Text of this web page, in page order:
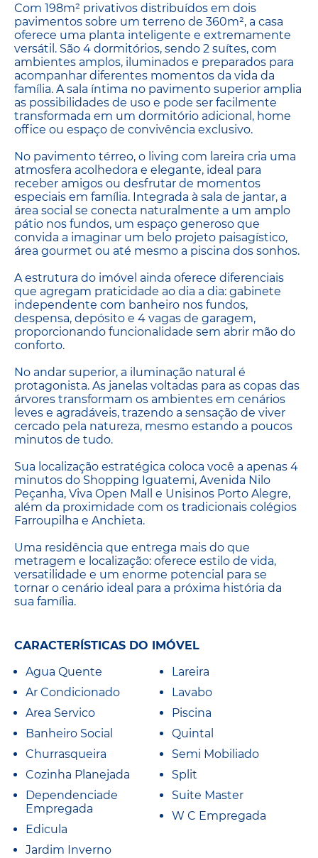
Com 198m² privativos distribuídos em dois
pavimentos sobre um terreno de 360m², a casa
oferece uma planta inteligente e extremamente
versátil. São 4 dormitórios, sendo 2 suítes, com
ambientes amplos, iluminados e preparados para
acompanhar diferentes momentos da vida da
família. A sala íntima no pavimento superior amplia
as possibilidades de uso e pode ser facilmente
transformada em um dormitório adicional, home
office ou espaço de convivência exclusivo.
No pavimento térreo, o living com lareira cria uma
atmosfera acolhedora e elegante, ideal para
receber amigos ou desfrutar de momentos
especiais em família. Integrada à sala de jantar, a
área social se conecta naturalmente a um amplo
pátio nos fundos, um espaço generoso que
convida a imaginar um belo projeto paisagístico,
área gourmet ou até mesmo a piscina dos sonhos.
A estrutura do imóvel ainda oferece diferenciais
que agregam praticidade ao dia a dia: gabinete
independente com banheiro nos fundos,
despensa, depósito e 4 vagas de garagem,
proporcionando funcionalidade sem abrir mão do
conforto.
No andar superior, a iluminação natural é
protagonista. As janelas voltadas para as copas das
árvores transformam os ambientes em cenários
leves e agradáveis, trazendo a sensação de viver
cercado pela natureza, mesmo estando a poucos
minutos de tudo.
Sua localização estratégica coloca você a apenas 4
minutos do Shopping Iguatemi, Avenida Nilo
Peçanha, Viva Open Mall e Unisinos Porto Alegre,
além da proximidade com os tradicionais colégios
Farroupilha e Anchieta.
Uma residência que entrega mais do que
metragem e localização: oferece estilo de vida,
versatilidade e um enorme potencial para se
tornar o cenário ideal para a próxima história da
sua família.
CARACTERÍSTICAS DO IMÓVEL
Agua Quente
Ar Condicionado
Area Servico
Banheiro Social
Churrasqueira
Cozinha Planejada
Dependenciade
Empregada
Edicula
Jardim Inverno
Lareira
Lavabo
Piscina
Quintal
Semi Mobiliado
Split
Suite Master
W C Empregada